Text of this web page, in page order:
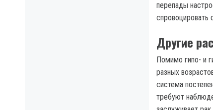
перепады
спровоцировать
Другие
Помимо гипо- и
разных
система
требуют